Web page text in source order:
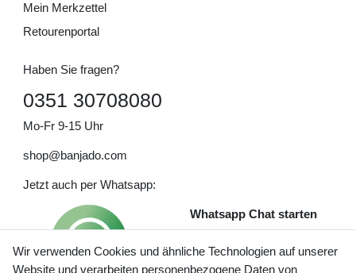
Mein Merkzettel
Retourenportal
Haben Sie fragen?
0351 30708080
Mo-Fr 9-15 Uhr
shop@banjado.com
Jetzt auch per Whatsapp:
Whatsapp Chat starten
Wir verwenden Cookies und ähnliche Technologien auf unserer
Website und verarbeiten personenbezogene Daten von